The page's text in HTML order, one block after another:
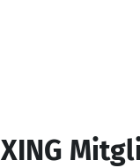
XING